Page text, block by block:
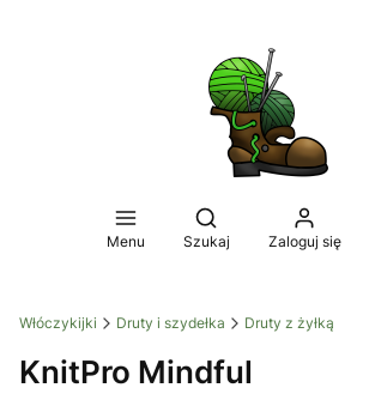
Menu
Otwórz wyszukiwarkę
Szukaj Zaloguj się
Włóczykijki Druty i szydełka Druty z żyłką
KnitPro Mindful